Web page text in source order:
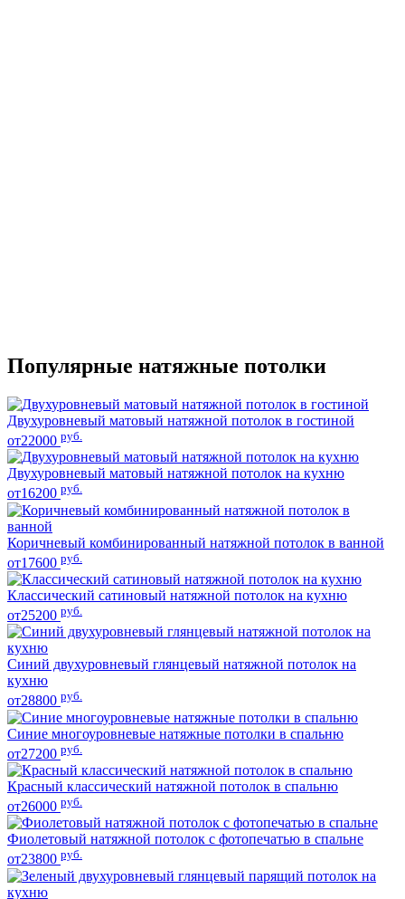
Популярные натяжные потолки
Двухуровневый матовый натяжной потолок в гостиной
от22000 руб.
Двухуровневый матовый натяжной потолок на кухню
от16200 руб.
Коричневый комбинированный натяжной потолок в ванной
от17600 руб.
Классический сатиновый натяжной потолок на кухню
от25200 руб.
Синий двухуровневый глянцевый натяжной потолок на
кухню
от28800 руб.
Синие многоуровневые натяжные потолки в спальню
от27200 руб.
Красный классический натяжной потолок в спальню
от26000 руб.
Фиолетовый натяжной потолок с фотопечатью в спальне
от23800 руб.